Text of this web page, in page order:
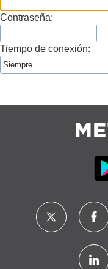
Contraseña:
Tiempo de conexión: